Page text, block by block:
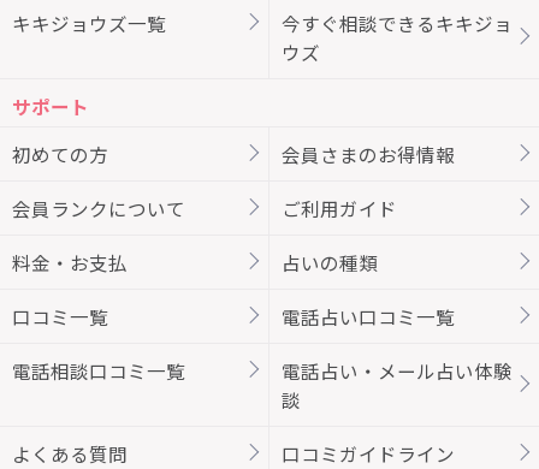
キキジョウズ一覧
今すぐ相談できるキキジョ
ウズ
サポート
初めての方
会員さまのお得情報
会員ランクについて ご利用ガイド
料金・お支払 占いの種類
口コミ一覧 電話占い口コミ一覧
電話相談口コミ一覧
電話占い・メール占い体験
談
よくある質問 口コミガイドライン